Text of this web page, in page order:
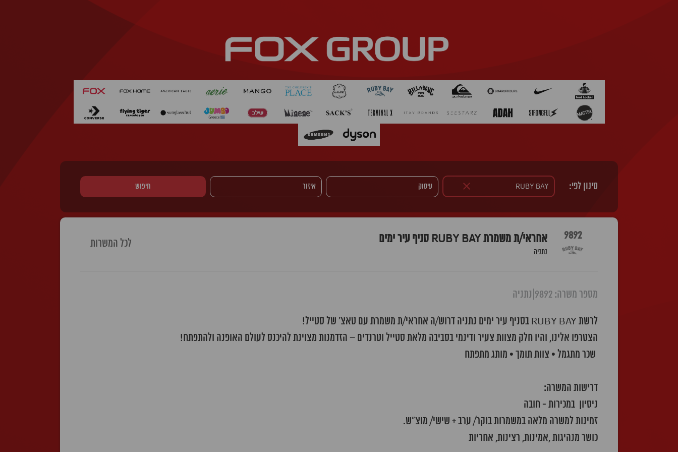
סינון לפי: חיפוש
9892 אחראי/ת משמרת RUBY BAY סניף עיר ימים
נתניה
לכל המשרות
מספר משרה: 9892 נתניה
לרשת RUBY BAY בסניף עיר ימים נתניה דרוש/ה אחראי/ת משמרת עם טאצ' של סטייל!
הצטרפו אלינו, והיו חלק מצוות צעיר ודינמי בסביבה מלאת סטייל וטרנדים – הזדמנות מצוינת להיכנס לעולם האופנה ולהתפתח!
שכר מתגמל • צוות תומך • מותג מתפתח
​דרישות המשרה:
ניסיון במכירות - חובה
זמינות למשרה מלאה במשמרות בוקר/ ערב + שישי/ מוצ"ש.
כושר מנהיגות ,אמינות, רצינות, אחריות